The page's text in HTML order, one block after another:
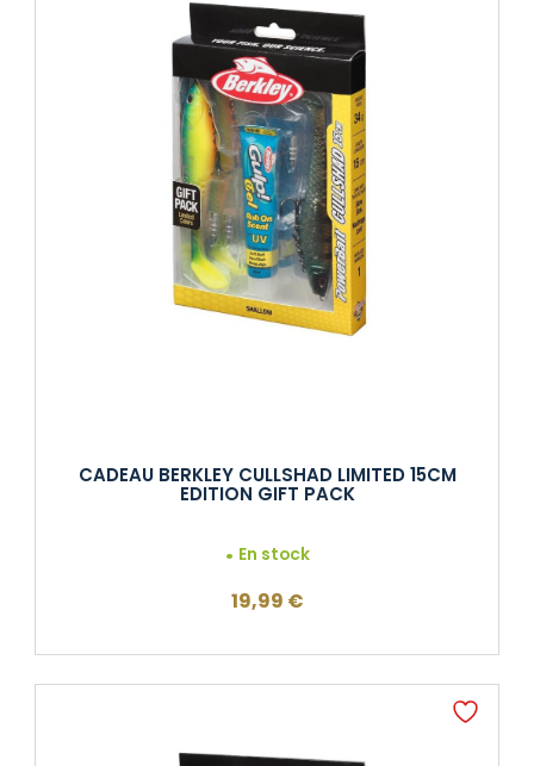
CADEAU BERKLEY CULLSHAD LIMITED 15CM
EDITION GIFT PACK
En stock
19,99 €